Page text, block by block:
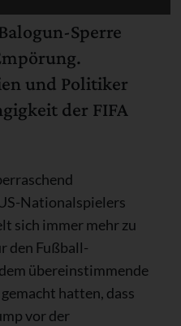
Sperre
und Politiker
der FIFA
Nationalspielers
sich immer mehr zu
den Fußball-
übereinstimmende
hatten, dass
vor der